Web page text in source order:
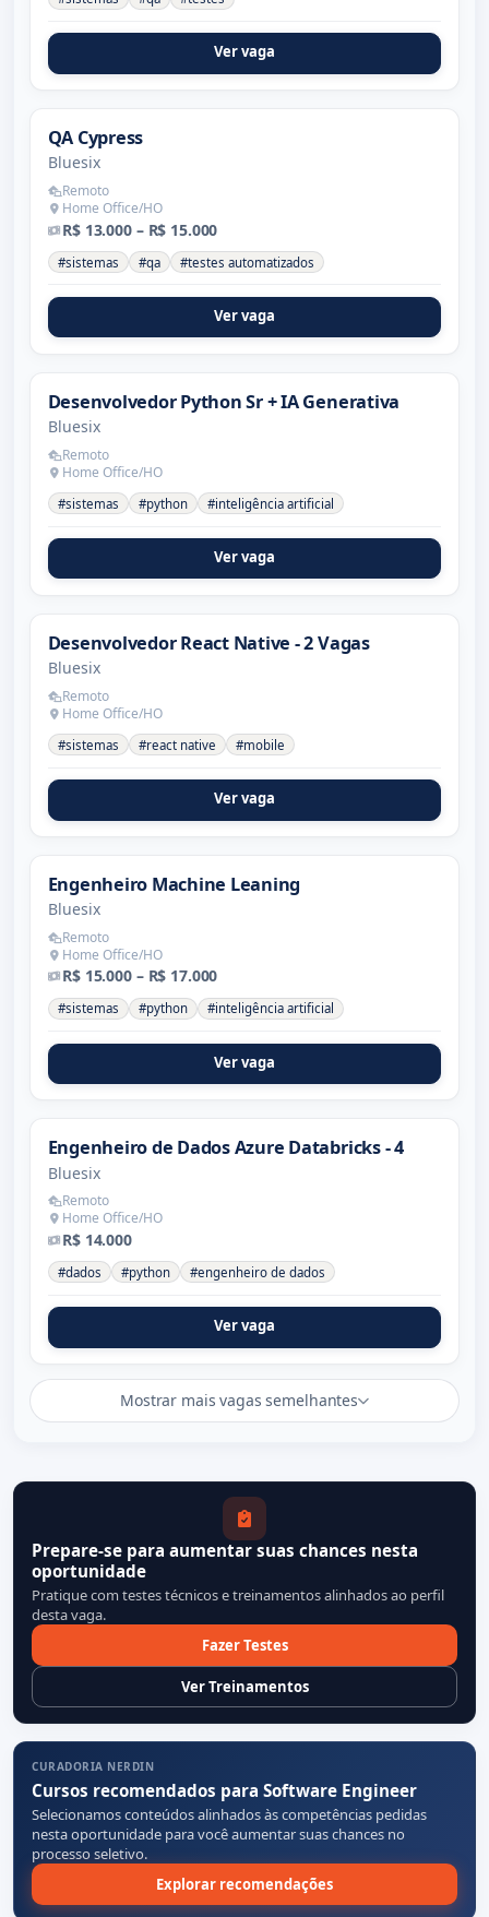
Ver vaga
QA Cypress
Bluesix
Remoto
Home Office/HO
R$ 13.000 – R$ 15.000
#sistemas #qa #testes automatizados
Ver vaga
Desenvolvedor Python Sr + IA Generativa
Bluesix
Remoto
Home Office/HO
#sistemas #python #inteligência artificial
Ver vaga
Desenvolvedor React Native - 2 Vagas
Bluesix
Remoto
Home Office/HO
#sistemas #react native #mobile
Ver vaga
Engenheiro Machine Leaning
Bluesix
Remoto
Home Office/HO
R$ 15.000 – R$ 17.000
#sistemas #python #inteligência artificial
Ver vaga
Engenheiro de Dados Azure Databricks - 4
Bluesix
Remoto
Home Office/HO
R$ 14.000
#dados #python #engenheiro de dados
Ver vaga
Mostrar mais vagas semelhantes
Prepare-se para aumentar suas chances nesta
oportunidade
Pratique com testes técnicos e treinamentos alinhados ao perfil
desta vaga.
Fazer Testes
Ver Treinamentos
CURADORIA NERDIN
Cursos recomendados para Software Engineer
Selecionamos conteúdos alinhados às competências pedidas
nesta oportunidade para você aumentar suas chances no
processo seletivo.
Explorar recomendações